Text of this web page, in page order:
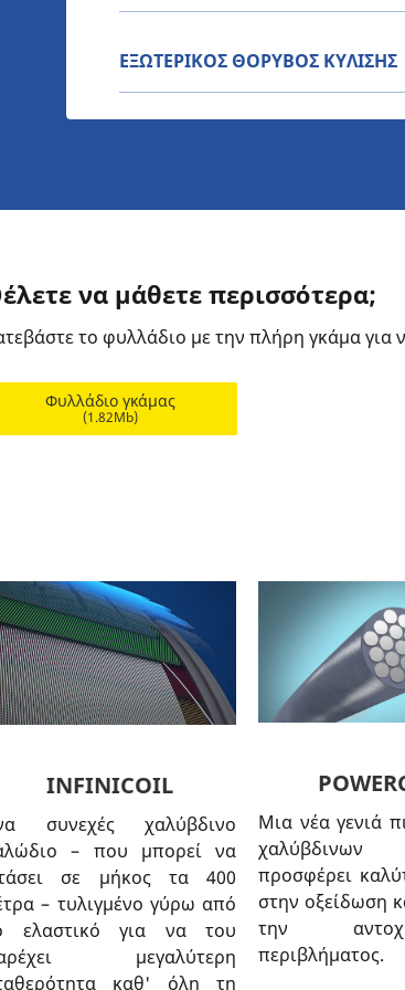
ΕΞΩΤΕΡΙΚΟΣ ΘΟΡΥΒΟΣ ΚΥΛΙΣΗΣ
να μάθετε περισσότερα;
το φυλλάδιο με την πλήρη γκάμα για
Φυλλάδιο γκάμας
(1.82Mb)
INFINICOIL
συνεχές χαλύβδινο
– που μπορεί να
σε μήκος τα 400
– τυλιγμένο γύρω από
ελαστικό για να του
μεγαλύτερη
καθ' όλη τη
Μια νέα γενιά
χαλύβδινων
προσφέρει
στην οξείδωση
την
περιβλήματος.